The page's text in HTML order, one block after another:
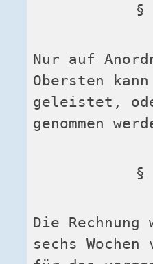
§
Nur auf
Obersten
geleistet,
genommen
§
Die
sechs